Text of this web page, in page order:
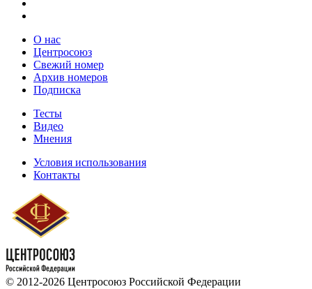
О нас
Центросоюз
Свежий номер
Архив номеров
Подписка
Тесты
Видео
Мнения
Условия использования
Контакты
© 2012-2026 Центросоюз Российской Федерации